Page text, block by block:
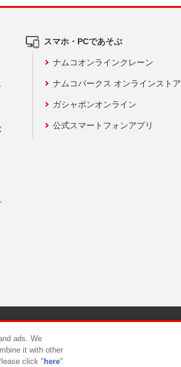
スマホ・PCであそぶ
ナムコオンラインクレーン
ナムコパークス オンラインストア
ガシャポンオンライン
公式スマートフォンアプリ
メント対応方針
ads. We
it with other
click " here"